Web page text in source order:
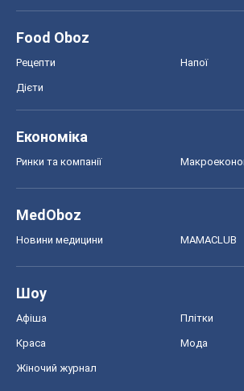
Food Oboz
Рецепти Напої
Дієти
Економіка
Ринки та компанії
MedOboz
Новини медицини MAMACLUB
Шоу
Афіша Плітки
Краса Мода
Жіночий журнал